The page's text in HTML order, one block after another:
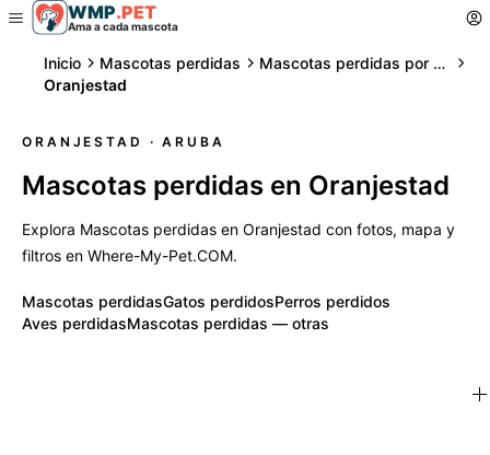
WMP.PET
Ama a cada mascota
Inicio Mascotas perdidas
Mascotas perdidas por ciudad
Oranjestad
ORANJESTAD · ARUBA
Mascotas perdidas en Oranjestad
Explora Mascotas perdidas en Oranjestad con fotos, mapa y
filtros en Where-My-Pet.COM.
Mascotas perdidasGatos perdidosPerros perdidos
Aves perdidasMascotas perdidas — otras